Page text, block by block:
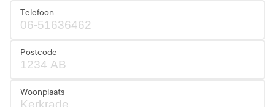
Telefoon
Postcode
Woonplaats